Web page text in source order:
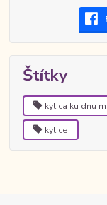
Štítky
kytica ku dnu
kytice